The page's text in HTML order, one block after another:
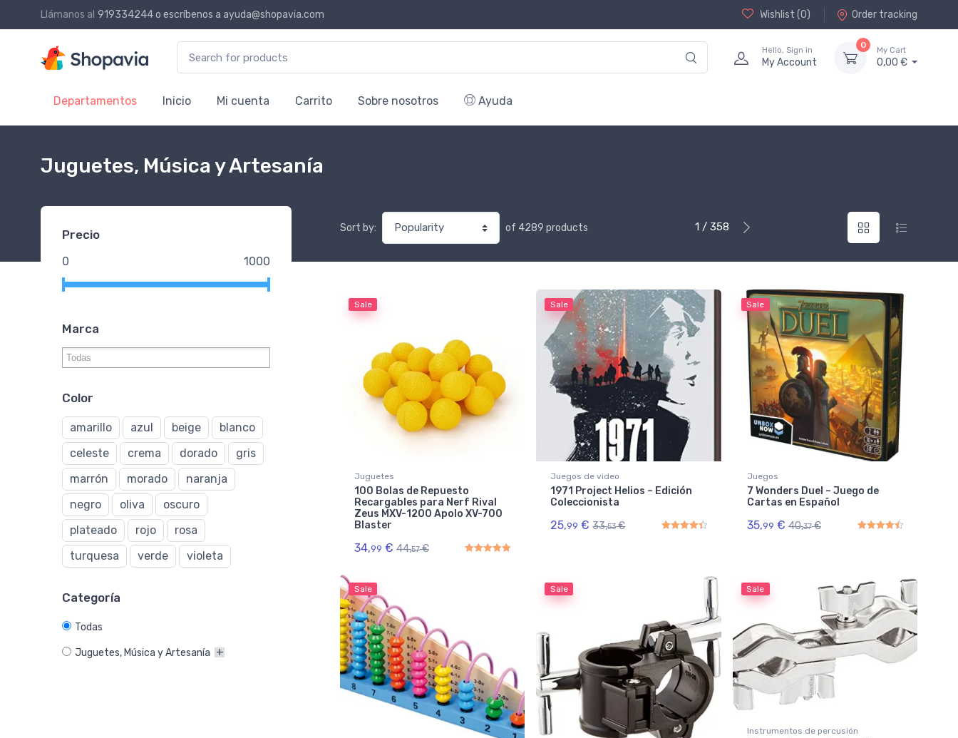
Llámanos al 919334244o escríbenos a ayuda@shopavia.com Wishlist (0) Order tracking
Hello, Sign in
My Account
0
My Cart
0,00 €
Departamentos Inicio Mi cuenta Carrito Sobre nosotros Ayuda
Juguetes, Música y Artesanía
Sort by: of 4289 products 1 / 358
Sale
Juguetes
100 Bolas de Repuesto
Recargables para Nerf Rival
Zeus MXV-1200 Apolo XV-700
Blaster
34,99 € 44,57 €
Sale
Juegos de video
1971 Project Helios – Edición
Coleccionista
25,99 € 33,53 €
Sale
Juegos
7 Wonders Duel – Juego de
Cartas en Español
35,99 € 40,37 €
Sale Sale Sale
Instrumentos de percusión
Precio
0 1000
Marca
Color
amarillo azul beige
blanco
celeste
crema dorado
gris
marrón
morado
naranja
negro
oliva
oscuro
plateado
rojo
rosa
turquesa
verde violeta
Categoría
Todas
Juguetes, Música y Artesanía